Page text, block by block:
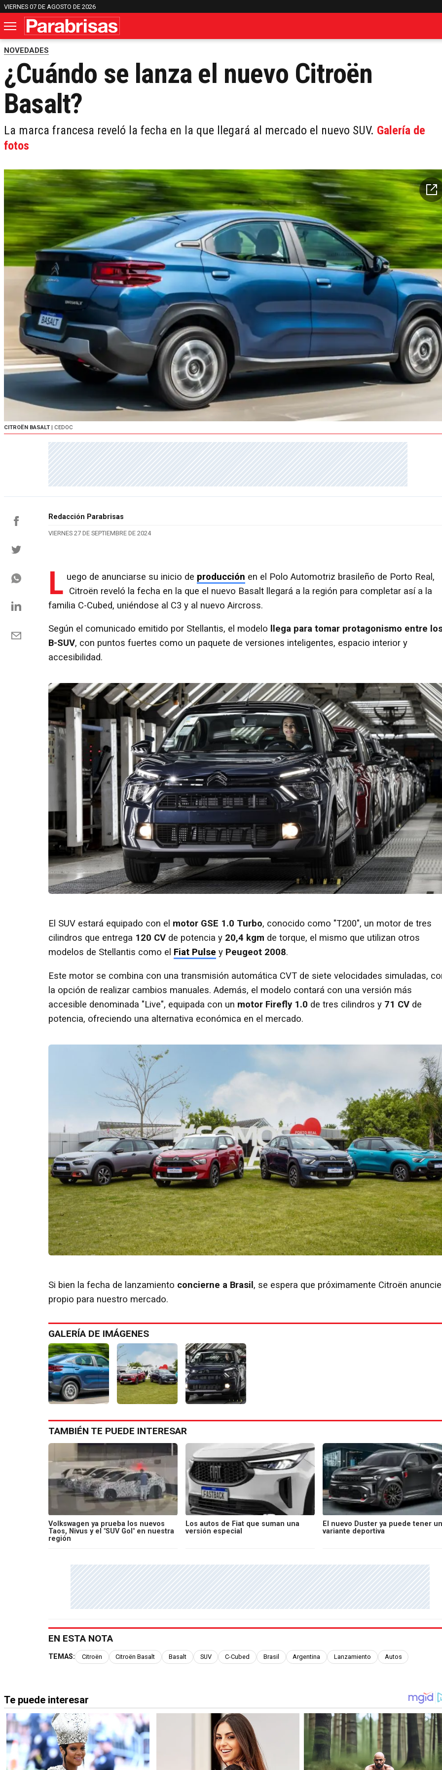
VIERNES 07 DE AGOSTO DE 2026
NOVEDADES
¿Cuándo se lanza el nuevo Citroën
Basalt?
La marca francesa reveló la fecha en la que llegará al mercado el nuevo SUV. Galería de
fotos
CITROËN BASALT | CEDOC
Redacción Parabrisas
VIERNES 27 DE SEPTIEMBRE DE 2024
L uego de anunciarse su inicio de producción en el Polo Automotriz brasileño de Porto Real,
Citroën reveló la fecha en la que el nuevo Basalt llegará a la región para completar así a la
familia C-Cubed, uniéndose al C3 y al nuevo Aircross.
Según el comunicado emitido por Stellantis, el modelo llega para tomar protagonismo entre
B-SUV, con puntos fuertes como un paquete de versiones inteligentes, espacio interior y
accesibilidad.
El SUV estará equipado con el motor GSE 1.0 Turbo, conocido como "T200", un motor de tres
cilindros que entrega 120 CV de potencia y 20,4 kgm de torque, el mismo que utilizan otros
modelos de Stellantis como el Fiat Pulse y Peugeot 2008.
Este motor se combina con una transmisión automática CVT de siete velocidades simuladas,
la opción de realizar cambios manuales. Además, el modelo contará con una versión más
accesible denominada "Live", equipada con un motor Firefly 1.0 de tres cilindros y 71 CV de
potencia, ofreciendo una alternativa económica en el mercado.
Si bien la fecha de lanzamiento concierne a Brasil , se espera que próximamente Citroën
propio para nuestro mercado.
GALERÍA DE IMÁGENES
TAMBIÉN TE PUEDE INTERESAR
Volkswagen ya prueba los nuevos
Taos, Nivus y el "SUV Gol" en nuestra
región
Los autos de Fiat que suman una
versión especial
El nuevo Duster ya puede tener
variante deportiva
EN ESTA NOTA
TEMAS: Citroën Citroën Basalt Basalt SUV C-Cubed Brasil Argentina Lanzamiento Autos